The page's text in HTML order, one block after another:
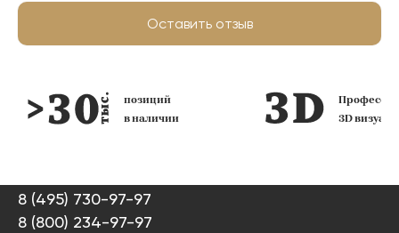
Оставить отзыв
позиций
в наличии
3D
8 (495) 730-97-97
8 (800) 234-97-97